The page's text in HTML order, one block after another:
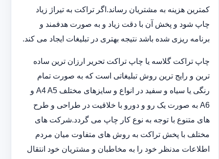
کمترین هزینه به مشتریان رساند.اگر تراکت به تیراژ زیاد
چاپ شود و پخش آن با دقت زیاد و به صورت هدفمند و
برنامه ریزی شده باشد نتیجه بهتری در تبلیغات ایجاد می کند.
چاپ تراکت گلاسه یا چاپ تراکت تحریر ارزان ترین ساده
ترین و رایج ترین روش تبلیغاتی است که به صورت تمام
رنگی یا سیاه و سفید در انواع و سایزهای مختلف A4 A5 و
A6 به صورت یک رو و دورو با خلاقیت در طراحی و طرح
های متنوع با توجه به نوع کار چاپ می گردد.شرکت های
مختلف با پخش تراکت به روش های متفاوت میان مردم
اطلاعات مدنظر خود را به مخاطبان و مشتریان خود انتقال